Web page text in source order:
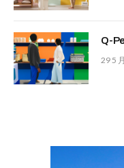
Q-
29 5